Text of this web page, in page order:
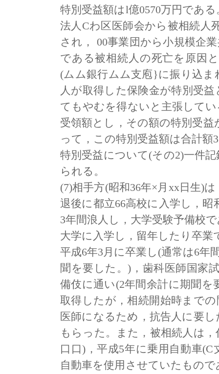
特別受益額はl億0570万円であ
法人Cわ区医師会から被相続人
され， 00事業団から小規模企
である被相続人の死亡を原因
(ムム銀行ムム支庖}に振り込
人が取得した保険金が特別受
てもやむを得ないと主張して
受領額とし，その額の特別受
って，この特別受益額は合計額
特別受益について(その2)一件
られる。
(7)相手方(昭和36年×月xx日生)
退後に都立66高校に入学し，
3年間浪人し，大学受験予備校
大学に入学し，留年したり卒
平成6年3月に卒業し(通常は6年
聞を要した。)，歯科医師国家
備伎に通い(2年間余計に期聞を
取得したが，相続開始時まで
医師になるため，抗告人に要
もらった。また，被相続人は
口口)，平成5年に乗用自動車
自動車を使用させていたもの